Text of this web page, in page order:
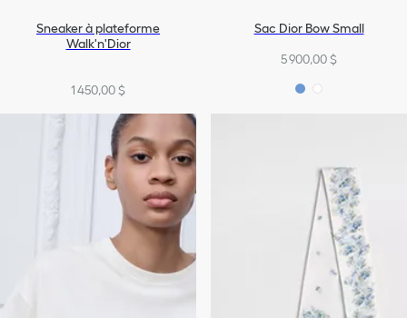
Sneaker à plateforme
Walk'n'Dior
1 450,00 $
Sac Dior Bow Small
5 900,00 $